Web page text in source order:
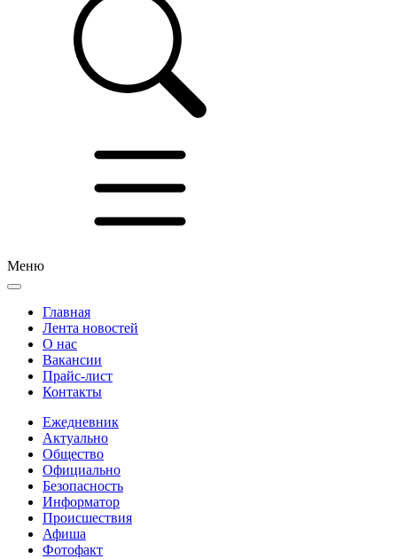
Меню
Главная
Лента новостей
О нас
Вакансии
Прайс-лист
Контакты
Ежедневник
Актуально
Общество
Официально
Безопасность
Информатор
Происшествия
Афиша
Фотофакт